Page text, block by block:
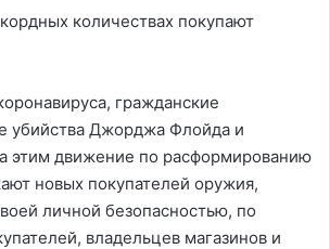
количествах покупают
гражданские
убийства Джорджа Флойда и
этим движение по расформированию
новых покупателей оружия,
личной безопасностью, по
владельцев магазинов и